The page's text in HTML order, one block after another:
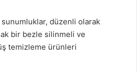
düzenli olarak
bir bezle silinmeli ve
temizleme ürünleri